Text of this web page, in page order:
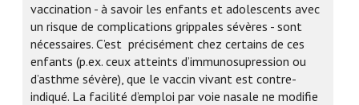
vaccination - à savoir les enfants et adolescents avec
un risque de complications grippales sévères - sont
nécessaires. C’est précisément chez certains de ces
enfants (p.ex. ceux atteints d’immunosupression ou
d’asthme sévère), que le vaccin vivant est contre-
indiqué. La facilité d’emploi par voie nasale ne modifie